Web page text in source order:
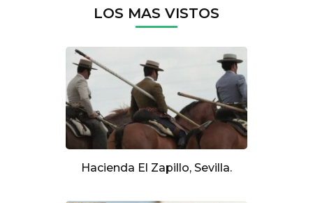
LOS MAS VISTOS
Hacienda El Zapillo, Sevilla.